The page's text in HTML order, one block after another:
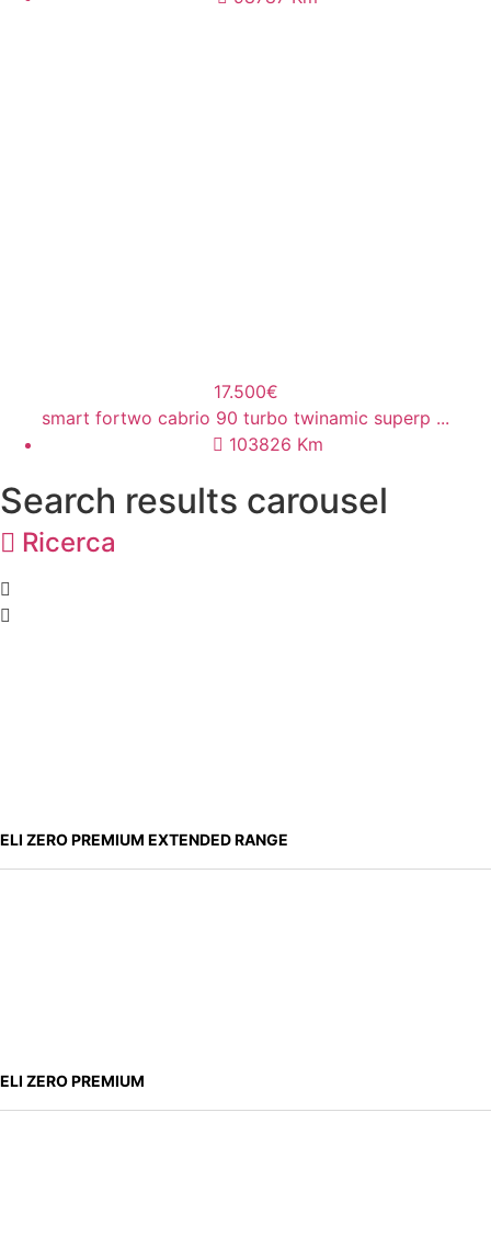
17.500€
smart fortwo cabrio 90 turbo twinamic superp ...
103826 Km
Search results carousel
Ricerca
ELI ZERO PREMIUM EXTENDED RANGE
ELI ZERO PREMIUM